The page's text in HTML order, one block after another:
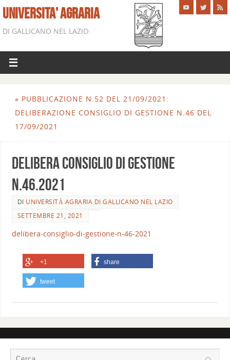
UNIVERSITA' AGRARIA
DI GALLICANO NEL LAZIO
« PUBBLICAZIONE N.52 DEL 21/09/2021:
DELIBERAZIONE CONSIGLIO DI GESTIONE N.46 DEL
17/09/2021
DELIBERA Consiglio di gestione
n.46.2021
DI UNIVERSITÀ AGRARIA DI GALLICANO NEL LAZIO
SETTEMBRE 21, 2021
delibera-consiglio-di-gestione-n-46-2021
+1 share
tweet